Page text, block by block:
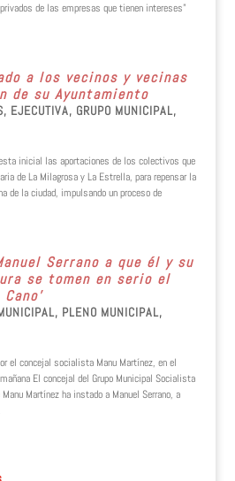
de las empresas que tienen intereses”
a los vecinos y vecinas
de su Ayuntamiento
, EJECUTIVA, GRUPO MUNICIPAL,
inicial las aportaciones de los colectivos que
de La Milagrosa y La Estrella, para repensar la
de la ciudad, impulsando un proceso de
Serrano a que él y su
se tomen en serio el
, PLENO MUNICIPAL,
el concejal socialista Manu Martínez, en el
El concejal del Grupo Municipal Socialista
Martínez ha instado a Manuel Serrano, a